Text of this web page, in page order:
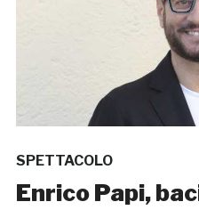
SPETTACOLO
Enrico Papi,